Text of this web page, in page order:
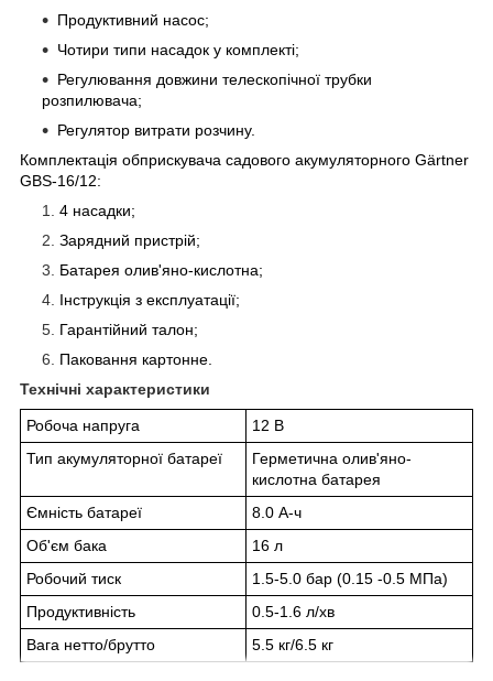
Продуктивний насос;
Чотири типи насадок у комплекті;
Регулювання довжини телескопічної трубки
розпилювача;
Регулятор витрати розчину.
Комплектація обприскувача садового акумуляторного Gärtner
GBS-16/12:
4 насадки;
Зарядний пристрій;
Батарея олив'яно-кислотна;
Інструкція з експлуатації;
Гарантійний талон;
Паковання картонне.
Технічні характеристики
Робоча напруга
12 В
Тип акумуляторної батареї
Герметична олив'яно-
кислотна батарея
Ємність батареї
8.0 А-ч
Об'єм бака
16 л
Робочий тиск
1.5-5.0 бар (0.15 -0.5 МПа)
Продуктивність
0.5-1.6 л/хв
Вага нетто/брутто
5.5 кг/6.5 кг